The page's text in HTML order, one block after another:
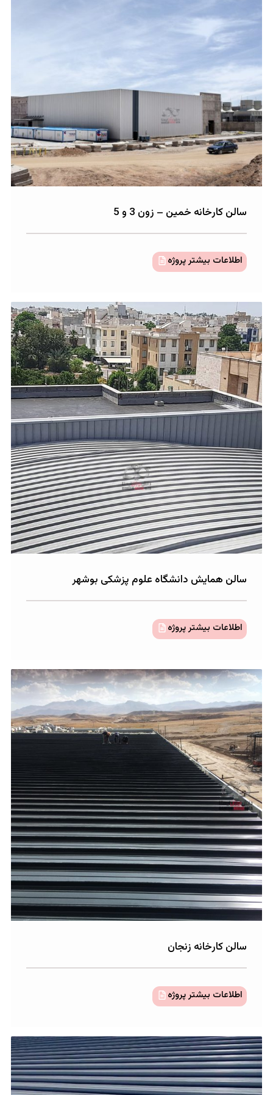
خمین – زون 3 و 5
بیشتر پروژه
دانشگاه علوم پزشکی بوشهر
بیشتر پروژه
زنجان
بیشتر پروژه